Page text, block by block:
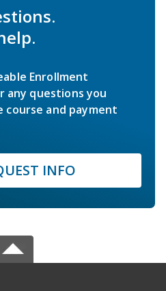
Enrollment
any questions you
and payment
INFO